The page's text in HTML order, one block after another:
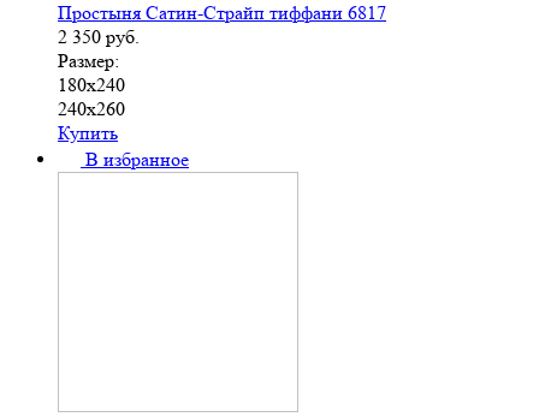
Простыня Сатин-Страйп тиффани 6817
2 350 руб.
Размер:
180х240
240х260
Купить
В избранное